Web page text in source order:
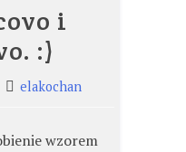
i
:)
elakochan
wzorem